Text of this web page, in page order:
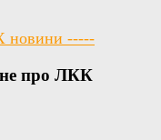
новини -----
про ЛКК